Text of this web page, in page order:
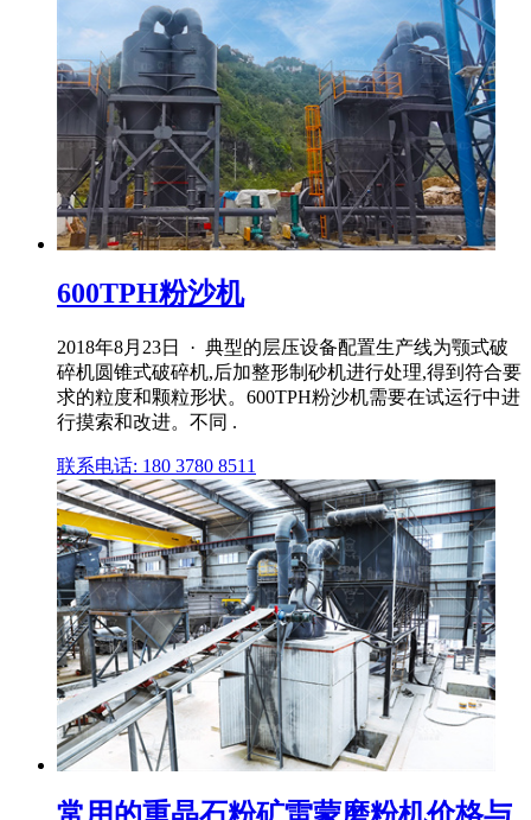
600TPH粉沙机
2018年8月23日 · 典型的层压设备配置生产线为颚式破
碎机圆锥式破碎机,后加整形制砂机进行处理,得到符合要
求的粒度和颗粒形状。600TPH粉沙机需要在试运行中进
行摸索和改进。不同 .
联系电话: 180 3780 8511